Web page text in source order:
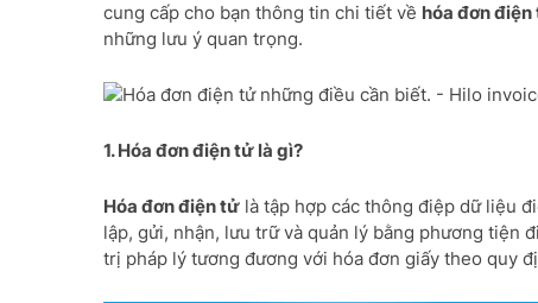
cung cấp cho bạn thông tin chi tiết về hóa đơn
những lưu ý quan trọng.
1. Hóa đơn điện tử là gì?
Hóa đơn điện tử là tập hợp các thông điệp dữ liệu
lập, gửi, nhận, lưu trữ và quản lý bằng phương tiện
trị pháp lý tương đương với hóa đơn giấy theo quy